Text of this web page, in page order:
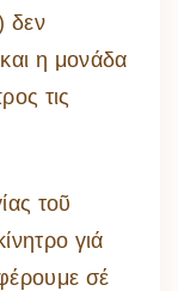
δεν
η μονάδα
τις
τοῦ
γιά
σέ